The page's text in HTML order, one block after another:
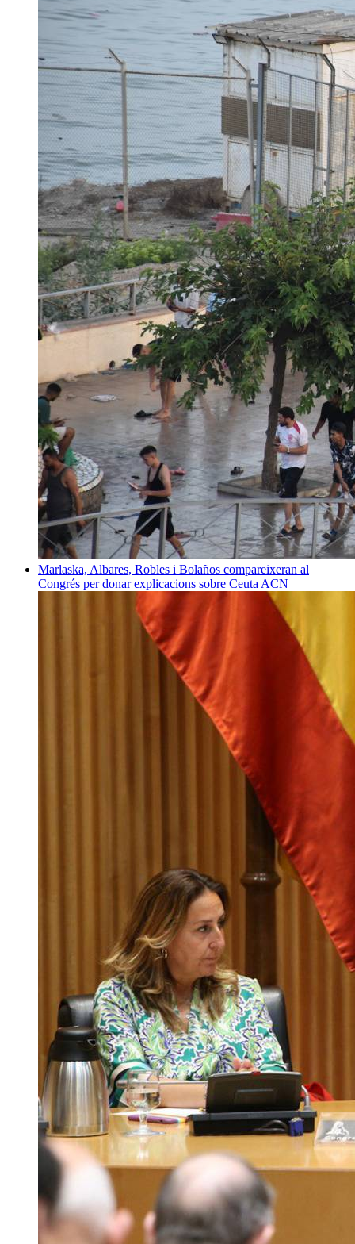
Marlaska, Albares, Robles i Bolaños compareixeran al
Congrés per donar explicacions sobre Ceuta ACN